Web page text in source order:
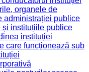
organele de
administrației publice
și instituțiile publice
instituției
care funcționează sub